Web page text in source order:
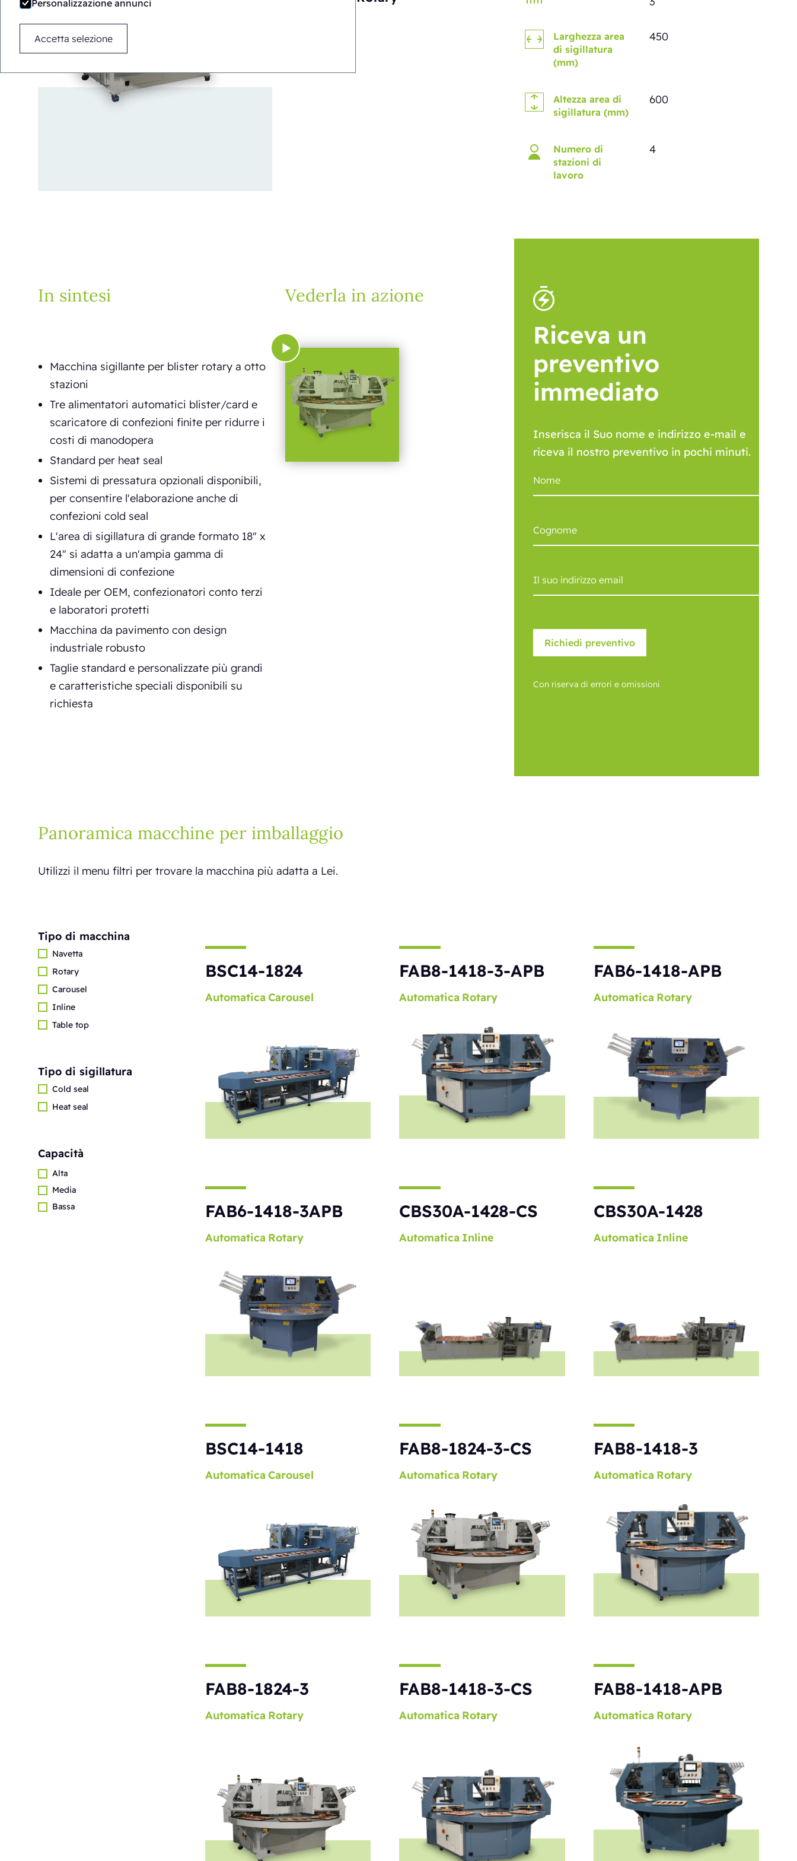
Personalizzazione annunci
Accetta selezione
Larghezza area
di sigillatura
(mm)
450
Altezza area di
sigillatura (mm)
600
Numero di
stazioni di
lavoro
4
In sintesi
Macchina sigillante per blister rotary a otto
stazioni
Tre alimentatori automatici blister/card e
scaricatore di confezioni finite per ridurre i
costi di manodopera
Standard per heat seal
Sistemi di pressatura opzionali disponibili,
per consentire l'elaborazione anche di
confezioni cold seal
L'area di sigillatura di grande formato 18" x
24" si adatta a un'ampia gamma di
dimensioni di confezione
Ideale per OEM, confezionatori conto terzi
e laboratori protetti
Macchina da pavimento con design
industriale robusto
Taglie standard e personalizzate più grandi
e caratteristiche speciali disponibili su
richiesta
Vederla in azione
Riceva un
preventivo
immediato
Inserisca il Suo nome e indirizzo e-mail e
riceva il nostro preventivo in pochi minuti.
Con riserva di errori e omissioni
Panoramica macchine per imballaggio
Utilizzi il menu filtri per trovare la macchina più adatta a Lei.
Tipo di macchina
Navetta
Rotary
Carousel
Inline
Table top
Tipo di sigillatura
Cold seal
Heat seal
Capacità
Alta
Media
Bassa
BSC14-1824
Automatica Carousel
FAB8-1418-3-APB
Automatica Rotary
FAB6-1418-APB
Automatica Rotary
FAB6-1418-3APB
Automatica Rotary
CBS30A-1428-CS
Automatica Inline
CBS30A-1428
Automatica Inline
BSC14-1418
Automatica Carousel
FAB8-1824-3-CS
Automatica Rotary
FAB8-1418-3
Automatica Rotary
FAB8-1824-3
Automatica Rotary
FAB8-1418-3-CS
Automatica Rotary
FAB8-1418-APB
Automatica Rotary